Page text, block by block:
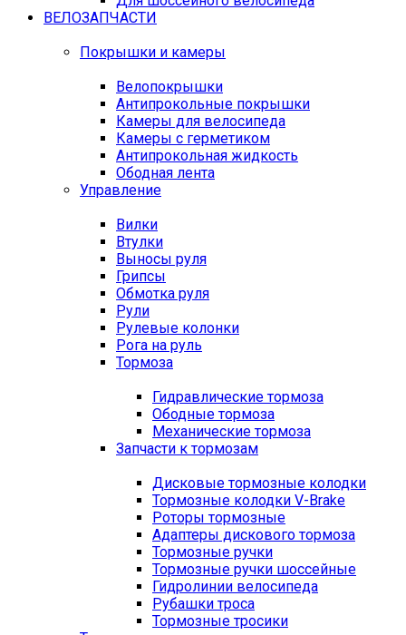
ВЕЛОЗАПЧАСТИ
Покрышки и камеры
Велопокрышки
Антипрокольные покрышки
Камеры для велосипеда
Камеры с герметиком
Антипрокольная жидкость
Ободная лента
Управление
Вилки
Втулки
Выносы руля
Грипсы
Обмотка руля
Рули
Рулевые колонки
Рога на руль
Тормоза
Гидравлические тормоза
Ободные тормоза
Механические тормоза
Запчасти к тормозам
Дисковые тормозные колодки
Тормозные колодки V-Brake
Роторы тормозные
Адаптеры дискового тормоза
Тормозные ручки
Тормозные ручки шоссейные
Гидролинии велосипеда
Рубашки троса
Тормозные тросики